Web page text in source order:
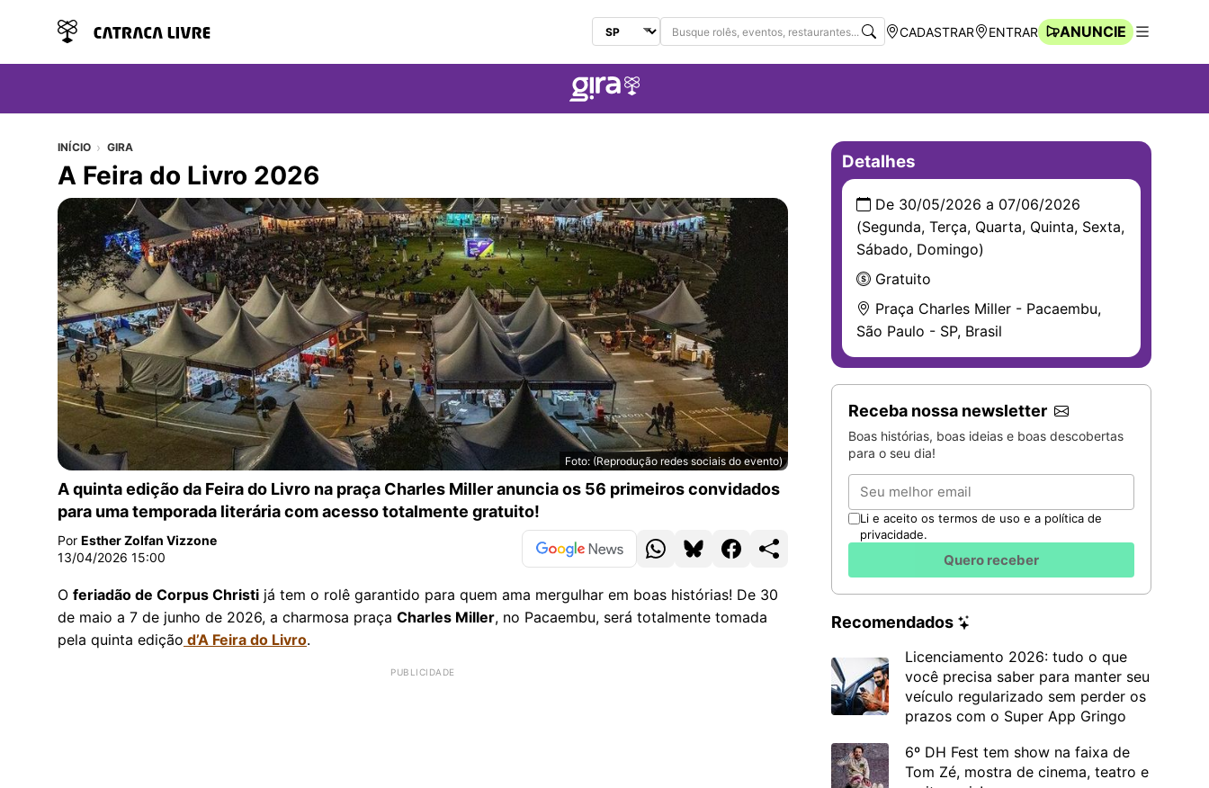
Selecionar Estado
Buscar no Gira
Navegação Rápida
CADASTRAR ENTRAR
ANUNCIE
INÍCIO GIRA
A Feira do Livro 2026
Foto: (Reprodução redes sociais do evento)
A Feira do Livro 2026
A quinta edição da Feira do Livro na praça Charles Miller anuncia os 56 primeiros convidados
para uma temporada literária com acesso totalmente gratuito!
Por Esther Zolfan Vizzone
13/04/2026 15:00
O feriadão de Corpus Christi já tem o rolê garantido para quem ama mergulhar em boas histórias! De 30
de maio a 7 de junho de 2026, a charmosa praça Charles Miller, no Pacaembu, será totalmente tomada
pela quinta edição d’A Feira do Livro.
Detalhes
De 30/05/2026 a 07/06/2026
(Segunda, Terça, Quarta, Quinta, Sexta,
Sábado, Domingo)
Gratuito
Praça Charles Miller - Pacaembu,
São Paulo - SP, Brasil
Receba nossa newsletter
Boas histórias, boas ideias e boas descobertas
para o seu dia!
Email
Li e aceito os termos de uso e a política de
privacidade.
Quero receber
Recomendados
Licenciamento 2026: tudo o que
você precisa saber para manter seu
veículo regularizado sem perder os
prazos com o Super App Gringo
6º DH Fest tem show na faixa de
Tom Zé, mostra de cinema, teatro e